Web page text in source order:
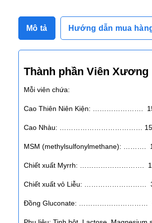
Mô tả Hướng dẫn mua
Thành phần Viên
Mỗi viên chứa:
Cao Thiên Niên Kiện: ………………….
Cao Nhàu: ………………………………
MSM (methylsulfonylmethane): ……….
Chiết xuất Myrrh: ……………………….
Chiết xuất vỏ Liễu: ………………………
Đồng Gluconate: …………………………